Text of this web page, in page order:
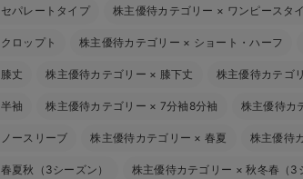
セパレートタイプ 株主優待カテゴリー × ワンピースタ
クロップト 株主優待カテゴリー × ショート・ハーフ
膝丈 株主優待カテゴリー × 膝下丈 株主優待カテゴ
半袖 株主優待カテゴリー × 7分袖8分袖 株主優待カ
ノースリーブ 株主優待カテゴリー ×春夏 株主優待
春夏秋（3シーズン） 株主優待カテゴリー ×秋冬春（3